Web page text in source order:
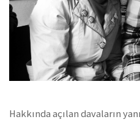
Hakkında açılan davaların